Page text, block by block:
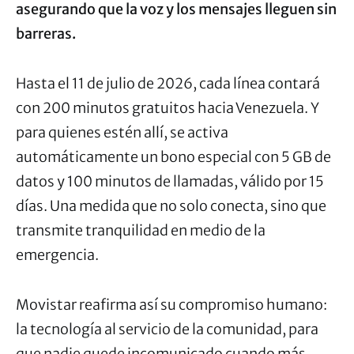
asegurando que la voz y los mensajes lleguen sin
barreras.
Hasta el 11 de julio de 2026, cada línea contará
con 200 minutos gratuitos hacia Venezuela. Y
para quienes estén allí, se activa
automáticamente un bono especial con 5 GB de
datos y 100 minutos de llamadas, válido por 15
días. Una medida que no solo conecta, sino que
transmite tranquilidad en medio de la
emergencia.
Movistar reafirma así su compromiso humano:
la tecnología al servicio de la comunidad, para